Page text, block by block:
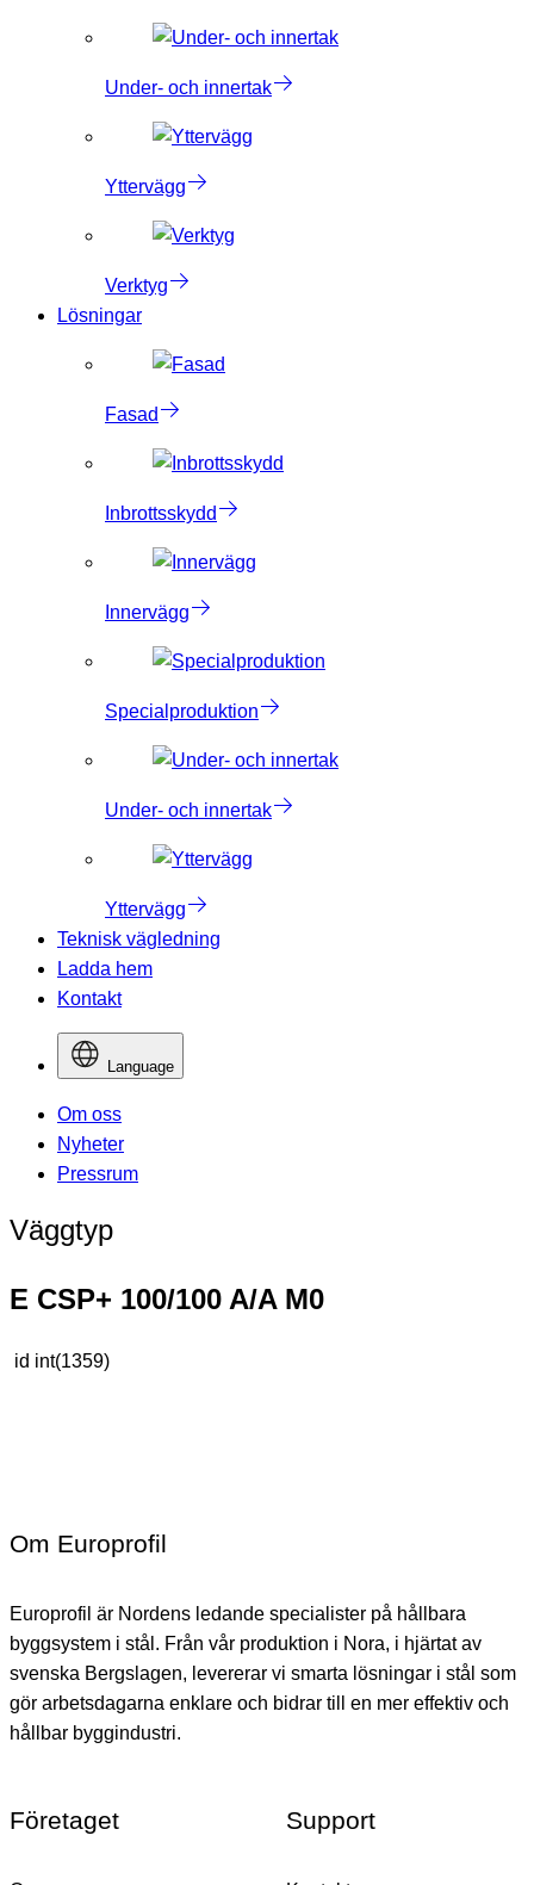
Under- och innertak
Yttervägg
Verktyg
Lösningar
Fasad
Inbrottsskydd
Innervägg
Specialproduktion
Under- och innertak
Yttervägg
Teknisk vägledning
Ladda hem
Kontakt
Language
Om oss
Nyheter
Pressrum
Väggtyp
E CSP+ 100/100 A/A M0
id int(1359)
Om Europrofil
Europrofil är Nordens ledande specialister på hållbara
byggsystem i stål. Från vår produktion i Nora, i hjärtat av
svenska Bergslagen, levererar vi smarta lösningar i stål som
gör arbetsdagarna enklare och bidrar till en mer effektiv och
hållbar byggindustri.
Företaget Support